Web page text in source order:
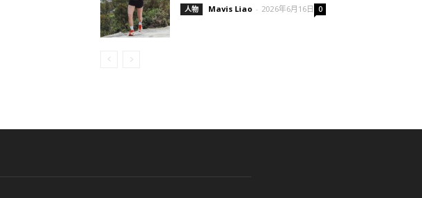
人物 Mavis Liao - 2026年6月16日 0